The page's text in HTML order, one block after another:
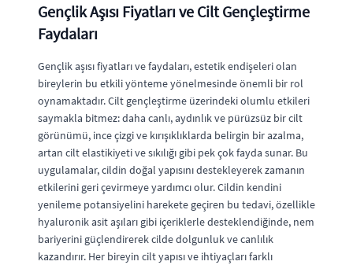
Gençlik Aşısı Fiyatları ve Cilt Gençleştirme
Faydaları
Gençlik aşısı fiyatları ve faydaları, estetik endişeleri olan
bireylerin bu etkili yönteme yönelmesinde önemli bir rol
oynamaktadır. Cilt gençleştirme üzerindeki olumlu etkileri
saymakla bitmez: daha canlı, aydınlık ve pürüzsüz bir cilt
görünümü, ince çizgi ve kırışıklıklarda belirgin bir azalma,
artan cilt elastikiyeti ve sıkılığı gibi pek çok fayda sunar. Bu
uygulamalar, cildin doğal yapısını destekleyerek zamanın
etkilerini geri çevirmeye yardımcı olur. Cildin kendini
yenileme potansiyelini harekete geçiren bu tedavi, özellikle
hyaluronik asit aşıları gibi içeriklerle desteklendiğinde, nem
bariyerini güçlendirerek cilde dolgunluk ve canlılık
kazandırır. Her bireyin cilt yapısı ve ihtiyaçları farklı